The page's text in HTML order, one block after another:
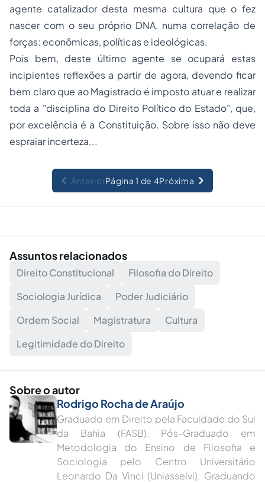
agente catalizador desta mesma cultura que o fez
nascer com o seu próprio DNA, numa correlação de
forças: econômicas, políticas e ideológicas.
Pois bem, deste último agente se ocupará estas
incipientes reflexões a partir de agora, devendo ficar
bem claro que ao Magistrado é imposto atuar e realizar
toda a "disciplina do Direito Político do Estado", que,
por excelência é a Constituição. Sobre isso não deve
espraiar incerteza...
AnteriorPágina 1 de 4Próxima
Assuntos relacionados
Direito Constitucional
Filosofia do Direito
Sociologia Jurídica
Poder Judiciário
Ordem Social
Magistratura
Cultura
Legitimidade do Direito
Sobre o autor
Rodrigo Rocha de Araújo
Graduado em Direito pela Faculdade do Sul
da Bahia (FASB). Pós-Graduado em
Metodologia do Ensino de Filosofia e
Sociologia pelo Centro Universitário
Leonardo Da Vinci (Uniasselvi). Graduando